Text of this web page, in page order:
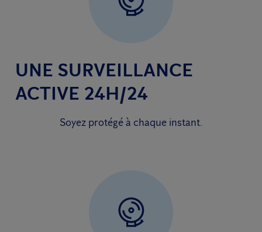
UNE SURVEILLANCE
ACTIVE 24H/24
Soyez protégé à chaque instant.